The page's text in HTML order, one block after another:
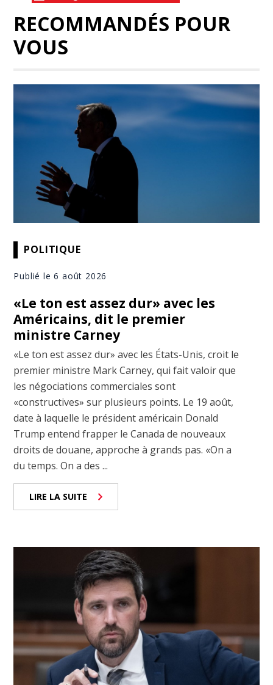
RECOMMANDÉS POUR
VOUS
POLITIQUE
Publié le 6 août 2026
«Le ton est assez dur» avec les
Américains, dit le premier
ministre Carney
«Le ton est assez dur» avec les États-Unis, croit le
premier ministre Mark Carney, qui fait valoir que
les négociations commerciales sont
«constructives» sur plusieurs points. Le 19 août,
date à laquelle le président américain Donald
Trump entend frapper le Canada de nouveaux
droits de douane, approche à grands pas. «On a
du temps. On a des ...
LIRE LA SUITE